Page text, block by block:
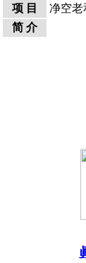
项 目
净空老
简 介